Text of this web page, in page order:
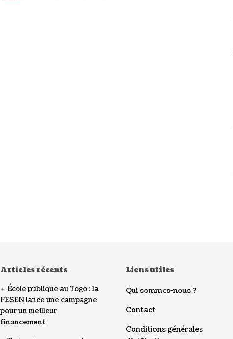
Articles récents
École publique au Togo : la
FESEN lance une campagne
pour un meilleur
financement
Liens utiles
Qui sommes-nous ?
Contact
Conditions générales